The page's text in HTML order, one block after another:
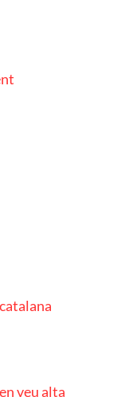
veu alta